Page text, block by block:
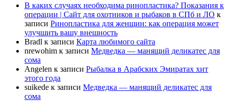
В каких случаях необходима ринопластика? Показания к
операции | Сайт для охотников и рыбаков в СПб и ЛО к
записи Ринопластика для женщин: как операция может
улучшить вашу внешность
Bradl к записи Карта любимого сайта
nrewohim к записи Медведка — манящий деликатес для
сома
Angelen к записи Рыбалка в Арабских Эмиратах хит
этого года
suikede к записи Медведка — манящий деликатес для
сома